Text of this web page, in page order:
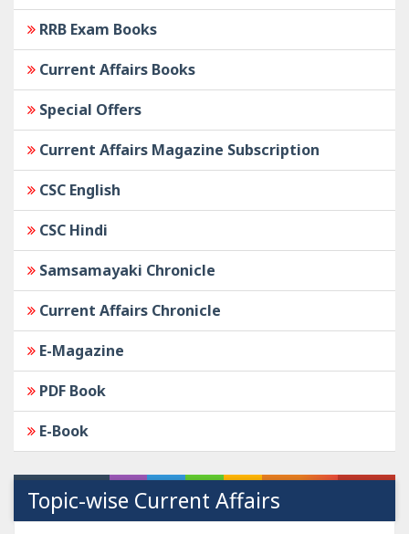
RRB Exam Books
Current Affairs Books
Special Offers
Current Affairs Magazine Subscription
CSC English
CSC Hindi
Samsamayaki Chronicle
Current Affairs Chronicle
E-Magazine
PDF Book
E-Book
Topic-wise Current Affairs